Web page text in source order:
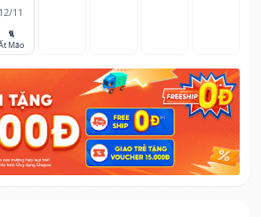
12/11
🐈
Mão